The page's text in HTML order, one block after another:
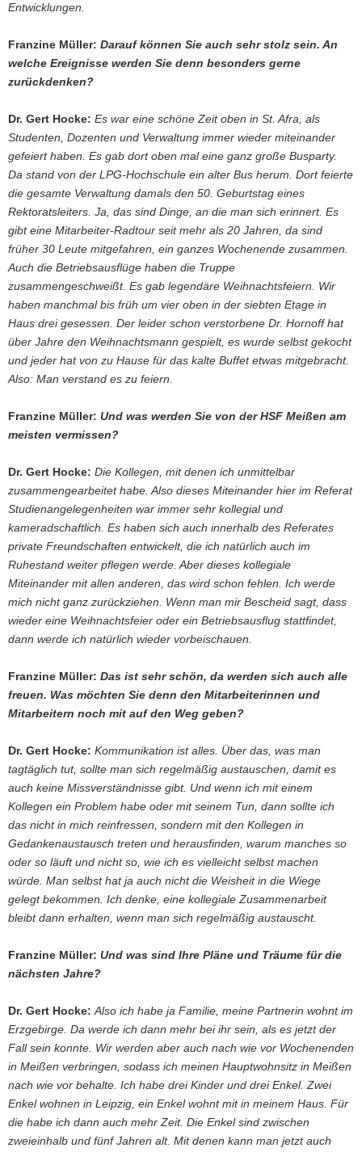
Entwicklungen.
Franzine Müller: Darauf können Sie auch sehr stolz sein. An
welche Ereignisse werden Sie denn besonders gerne
zurückdenken?
Dr. Gert Hocke: Es war eine schöne Zeit oben in St. Afra, als
Studenten, Dozenten und Verwaltung immer wieder miteinander
gefeiert haben. Es gab dort oben mal eine ganz große Busparty.
Da stand von der LPG-Hochschule ein alter Bus herum. Dort feierte
die gesamte Verwaltung damals den 50. Geburtstag eines
Rektoratsleiters. Ja, das sind Dinge, an die man sich erinnert. Es
gibt eine Mitarbeiter-Radtour seit mehr als 20 Jahren, da sind
früher 30 Leute mitgefahren, ein ganzes Wochenende zusammen.
Auch die Betriebsausflüge haben die Truppe
zusammengeschweißt. Es gab legendäre Weihnachtsfeiern. Wir
haben manchmal bis früh um vier oben in der siebten Etage in
Haus drei gesessen. Der leider schon verstorbene Dr. Hornoff hat
über Jahre den Weihnachtsmann gespielt, es wurde selbst gekocht
und jeder hat von zu Hause für das kalte Buffet etwas mitgebracht.
Also: Man verstand es zu feiern.
Franzine Müller: Und was werden Sie von der HSF Meißen am
meisten vermissen?
Dr. Gert Hocke: Die Kollegen, mit denen ich unmittelbar
zusammengearbeitet habe. Also dieses Miteinander hier im Referat
Studienangelegenheiten war immer sehr kollegial und
kameradschaftlich. Es haben sich auch innerhalb des Referates
private Freundschaften entwickelt, die ich natürlich auch im
Ruhestand weiter pflegen werde. Aber dieses kollegiale
Miteinander mit allen anderen, das wird schon fehlen. Ich werde
mich nicht ganz zurückziehen. Wenn man mir Bescheid sagt, dass
wieder eine Weihnachtsfeier oder ein Betriebsausflug stattfindet,
dann werde ich natürlich wieder vorbeischauen.
Franzine Müller: Das ist sehr schön, da werden sich auch alle
freuen. Was möchten Sie denn den Mitarbeiterinnen und
Mitarbeitern noch mit auf den Weg geben?
Dr. Gert Hocke: Kommunikation ist alles. Über das, was man
tagtäglich tut, sollte man sich regelmäßig austauschen, damit es
auch keine Missverständnisse gibt. Und wenn ich mit einem
Kollegen ein Problem habe oder mit seinem Tun, dann sollte ich
das nicht in mich reinfressen, sondern mit den Kollegen in
Gedankenaustausch treten und herausfinden, warum manches so
oder so läuft und nicht so, wie ich es vielleicht selbst machen
würde. Man selbst hat ja auch nicht die Weisheit in die Wiege
gelegt bekommen. Ich denke, eine kollegiale Zusammenarbeit
bleibt dann erhalten, wenn man sich regelmäßig austauscht.
Franzine Müller: Und was sind Ihre Pläne und Träume für die
nächsten Jahre?
Dr. Gert Hocke: Also ich habe ja Familie, meine Partnerin wohnt im
Erzgebirge. Da werde ich dann mehr bei ihr sein, als es jetzt der
Fall sein konnte. Wir werden aber auch nach wie vor Wochenenden
in Meißen verbringen, sodass ich meinen Hauptwohnsitz in Meißen
nach wie vor behalte. Ich habe drei Kinder und drei Enkel. Zwei
Enkel wohnen in Leipzig, ein Enkel wohnt mit in meinem Haus. Für
die habe ich dann auch mehr Zeit. Die Enkel sind zwischen
zweieinhalb und fünf Jahren alt. Mit denen kann man jetzt auch